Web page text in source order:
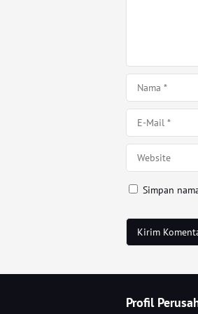
Simpan
Profil